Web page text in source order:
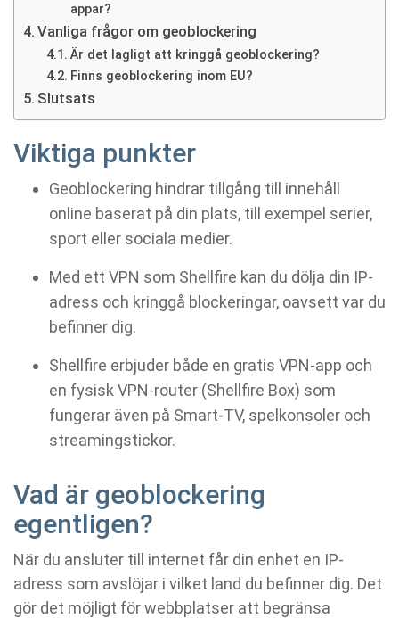
appar?
Vanliga frågor om geoblockering
Är det lagligt att kringgå geoblockering?
Finns geoblockering inom EU?
Slutsats
Viktiga punkter
Geoblockering hindrar tillgång till innehåll
online baserat på din plats, till exempel serier,
sport eller sociala medier.
Med ett VPN som Shellfire kan du dölja din IP-
adress och kringgå blockeringar, oavsett var du
befinner dig.
Shellfire erbjuder både en gratis VPN-app och
en fysisk VPN-router (Shellfire Box) som
fungerar även på Smart-TV, spelkonsoler och
streamingstickor.
Vad är geoblockering
egentligen?
När du ansluter till internet får din enhet en IP-
adress som avslöjar i vilket land du befinner dig. Det
gör det möjligt för webbplatser att begränsa